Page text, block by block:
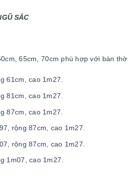
SẮC
65cm, 70cm phù hợp với bàn
61cm, cao 1m27.
81cm, cao 1m27.
87cm, cao 1m27.
rộng 87cm, cao 1m27.
rộng 87cm, cao 1m27.
1m07, cao 1m27.